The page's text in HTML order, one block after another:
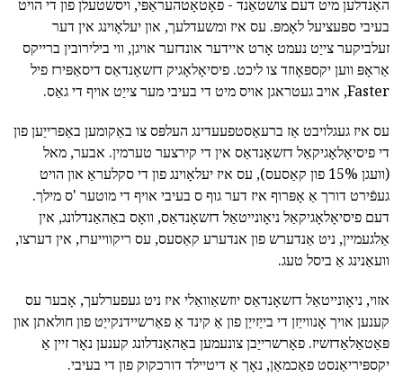
האַנדלען מיט דעם צושטאַנד - פאָטאָטהעראַפּי, ויסשטעלן פון די הויט
בעיבי ספּעציעל לאָמפּ. עס איז ומשעדלעך, און יעלאָוינג אין דער
זעלביקער צייַט נעמט אָרט איידער אונדזער אויגן, ווי בילירובין ברייקס
אַראָפּ ווען יקספּאָוזד צו ליכט. פיסיאָלאָגיק דזשאָנדאַס דיסאַפּירז פיל
Faster, אויב געטראגן אויס מיט די בעיבי מער צייַט אויף די גאַס.
עס איז געגלויבט אַז ברעאַסטפעעדינג העלפּס צו באַקומען באַפרייַען פון
די פיסיאָלאָגיקאַל דזשאָנדאַס אין די קירצער טערמין. אבער, מאל
(וועגן 15% פון קאַסעס), עס איז יעלאָוינג פון די סקלעראַ און הויט
געפֿירט דורך אַ אָפּרוף איז דער גוף ס בעיבי אויף די מוטער 'ס מילך.
דעם פיסיאָלאָגיקאַל ניאָונייטאַל דזשאָנדאַס, וואָס באַהאַנדלונג, אין
אַלגעמיין, ניט אַנדערש פון אנדערע קאַסעס, עס ריקווייערז, אין דערצו,
וועאַנינג אַ ביסל טעג.
אזוי, ניאָונייטאַל דזשאָנדאַס יוזשאַוואַלי איז ניט געפערלעך, אָבער עס
קענען אויך אָנווייַזן די בייַזייַן פון אַ קינד אַ פאַרשיידנקייַט פון חולאתן און
פּאַטאַלאַדזשיז. פאָרשרייַבן צונעמען באַהאַנדלונג קענען נאָר זיין אַ
יקספּיריאַנסט פאַכמאַן, נאָך אַ דיטיילד דורכקוק פון די בעיבי.